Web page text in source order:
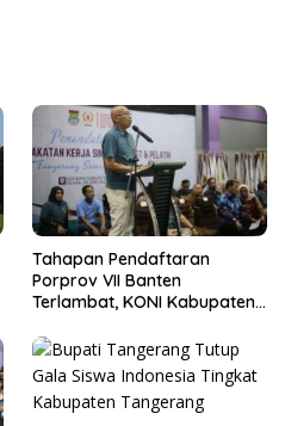
Tahapan Pendaftaran
Porprov VII Banten
Terlambat, KONI Kabupaten
Kesiapan Panitia